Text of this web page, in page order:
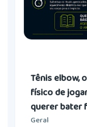
Tênis elbow,
físico de
querer bater
Geral